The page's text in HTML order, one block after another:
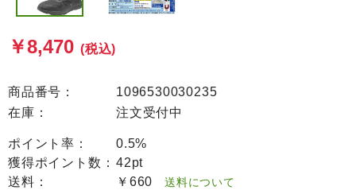
￥8,470 (税込)
商品番号：
1096530030235
在庫：
注文受付中
ポイント率：
0.5%
獲得ポイント数： 42pt
送料：
￥660 送料について